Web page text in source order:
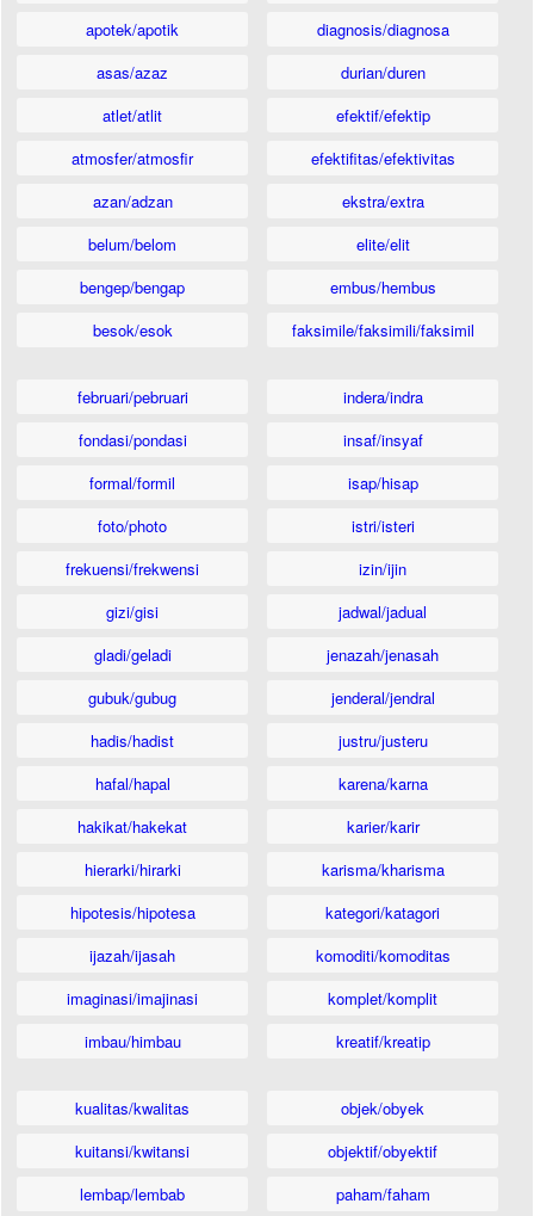
apotek/apotik
asas/azaz
atlet/atlit
atmosfer/atmosfir
azan/adzan
belum/belom
bengep/bengap
besok/esok
diagnosis/diagnosa
durian/duren
efektif/efektip
efektifitas/efektivitas
ekstra/extra
elite/elit
embus/hembus
faksimile/faksimili/faksimil
februari/pebruari
fondasi/pondasi
formal/formil
foto/photo
frekuensi/frekwensi
gizi/gisi
gladi/geladi
gubuk/gubug
hadis/hadist
hafal/hapal
hakikat/hakekat
hierarki/hirarki
hipotesis/hipotesa
ijazah/ijasah
imaginasi/imajinasi
imbau/himbau
indera/indra
insaf/insyaf
isap/hisap
istri/isteri
izin/ijin
jadwal/jadual
jenazah/jenasah
jenderal/jendral
justru/justeru
karena/karna
karier/karir
karisma/kharisma
kategori/katagori
komoditi/komoditas
komplet/komplit
kreatif/kreatip
kualitas/kwalitas
kuitansi/kwitansi
lembap/lembab
objek/obyek
objektif/obyektif
paham/faham